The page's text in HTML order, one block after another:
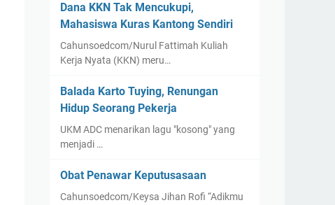
Dana KKN Tak Mencukupi,
Mahasiswa Kuras Kantong Sendiri
Cahunsoedcom/Nurul Fattimah Kuliah
Kerja Nyata (KKN) meru…
Balada Karto Tuying, Renungan
Hidup Seorang Pekerja
UKM ADC menarikan lagu "kosong" yang
menjadi …
Obat Penawar Keputusasaan
Cahunsoedcom/Keysa Jihan Rofi “Adikmu